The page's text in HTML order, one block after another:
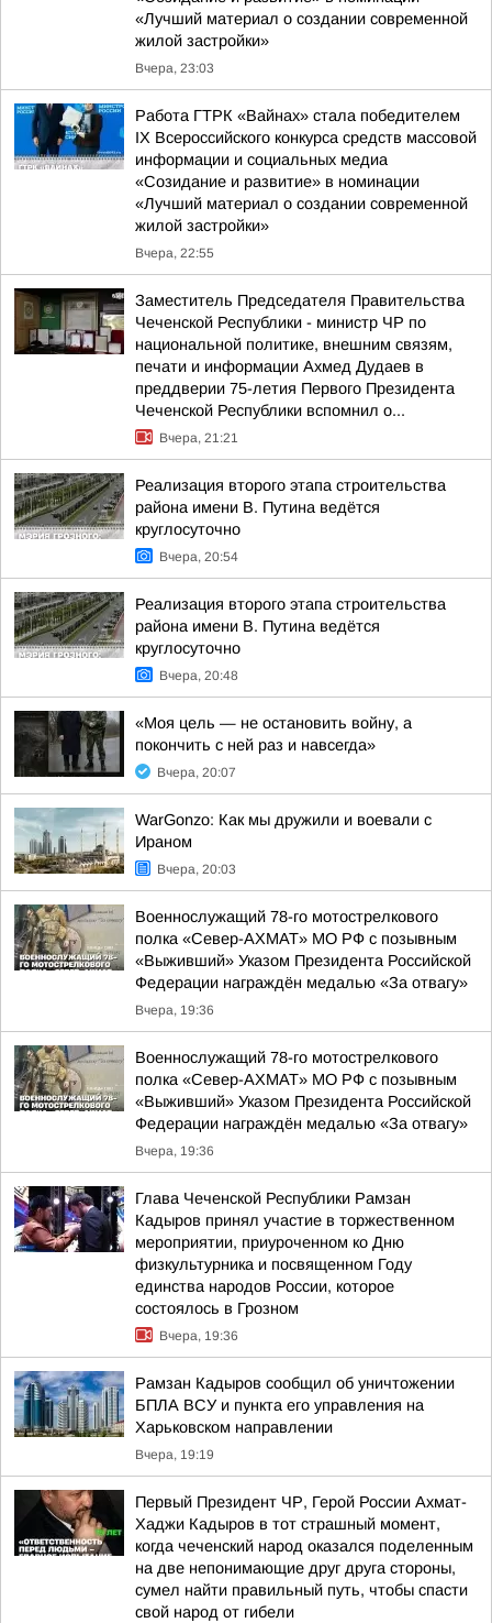
«Лучший материал о создании современной
жилой застройки»
Вчера, 23:03
Работа ГТРК «Вайнах» стала победителем
IX Всероссийского конкурса средств массовой
информации и социальных медиа
«Созидание и развитие» в номинации
«Лучший материал о создании современной
жилой застройки»
Вчера, 22:55
Заместитель Председателя Правительства
Чеченской Республики - министр ЧР по
национальной политике, внешним связям,
печати и информации Ахмед Дудаев в
преддверии 75-летия Первого Президента
Чеченской Республики вспомнил о...
Вчера, 21:21
Реализация второго этапа строительства
района имени В. Путина ведётся
круглосуточно
Вчера, 20:54
Реализация второго этапа строительства
района имени В. Путина ведётся
круглосуточно
Вчера, 20:48
«Моя цель — не остановить войну, а
покончить с ней раз и навсегда»
Вчера, 20:07
WarGonzo: Как мы дружили и воевали с
Ираном
Вчера, 20:03
Военнослужащий 78-го мотострелкового
полка «Север-АХМАТ» МО РФ с позывным
«Выживший» Указом Президента Российской
Федерации награждён медалью «За отвагу»
Вчера, 19:36
Военнослужащий 78-го мотострелкового
полка «Север-АХМАТ» МО РФ с позывным
«Выживший» Указом Президента Российской
Федерации награждён медалью «За отвагу»
Вчера, 19:36
Глава Чеченской Республики Рамзан
Кадыров принял участие в торжественном
мероприятии, приуроченном ко Дню
физкультурника и посвященном Году
единства народов России, которое
состоялось в Грозном
Вчера, 19:36
Рамзан Кадыров сообщил об уничтожении
БПЛА ВСУ и пункта его управления на
Харьковском направлении
Вчера, 19:19
Первый Президент ЧР, Герой России Ахмат-
Хаджи Кадыров в тот страшный момент,
когда чеченский народ оказался поделенным
на две непонимающие друг друга стороны,
сумел найти правильный путь, чтобы спасти
свой народ от гибели